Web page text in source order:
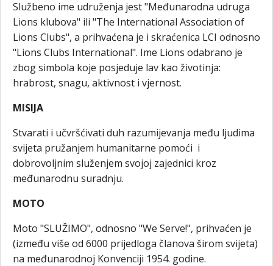
Službeno ime udruženja jest "Međunarodna udruga
Lions klubova" ili "The International Association of
Lions Clubs", a prihvaćena je i skraćenica LCI odnosno
"Lions Clubs International". Ime Lions odabrano je
zbog simbola koje posjeduje lav kao životinja:
hrabrost, snagu, aktivnost i vjernost.
MISIJA
Stvarati i učvršćivati duh razumijevanja među ljudima
svijeta pružanjem humanitarne pomoći i
dobrovoljnim služenjem svojoj zajednici kroz
međunarodnu suradnju.
MOTO
Moto "SLUŽIMO", odnosno "We Serve!", prihvaćen je
(između više od 6000 prijedloga članova širom svijeta)
na međunarodnoj Konvenciji 1954. godine.